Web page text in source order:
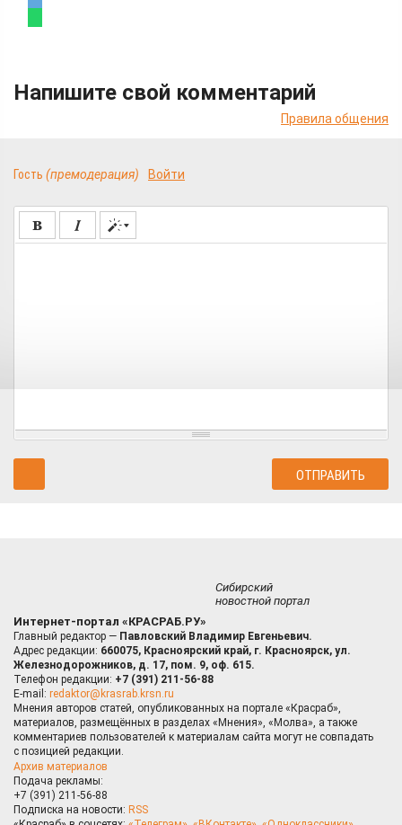
Напишите свой комментарий
Правила общения
Гость (премодерация) Войти
Сибирский
новостной портал
Интернет-портал «КРАСРАБ.РУ»
Главный редактор — Павловский Владимир Евгеньевич.
Адрес редакции: 660075, Красноярский край, г. Красноярск, ул.
Железнодорожников, д. 17, пом. 9, оф. 615.
Телефон редакции: +7 (391) 211-56-88
E-mail: redaktor@krasrab.krsn.ru
Мнения авторов статей, опубликованных на портале «Красраб»,
материалов, размещённых в разделах «Мнения», «Молва», а также
комментариев пользователей к материалам сайта могут не совпадать
с позицией редакции.
Архив материалов
Подача рекламы:
+7 (391) 211-56-88
Подписка на новости: RSS